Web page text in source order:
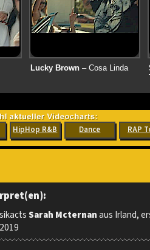
Lucky Brown– Cosa Linda
HipHop R&B Dance RAP
Sarah Mcternanaus Irland,